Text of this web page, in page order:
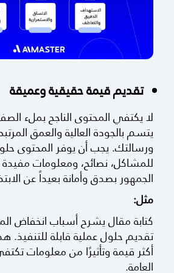
تقديم قيمة حقيقية وعميقة
لا يكتفي المحتوى الناجح بملء
يتسم بالجودة العالية والعمق
ورسالتك. يجب أن يوفر المحتوى
للمشاكل، نصائح، ومعلومات مفيدة
الجمهور بصدق وأمانة بعيداً عن
مثل:
كتابة مقال يشرح أسباب انخفاض
تقديم حلول عملية قابلة للتنفيذ.
أكثر قيمة وتأثيرًا من معلومات
العامة.